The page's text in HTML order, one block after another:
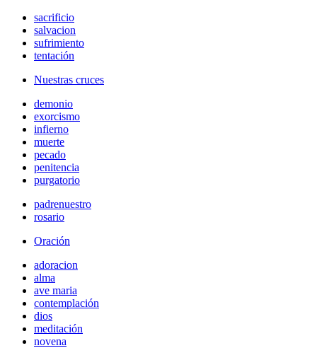
sacrificio
salvacion
sufrimiento
tentación
Nuestras cruces
demonio
exorcismo
infierno
muerte
pecado
penitencia
purgatorio
padrenuestro
rosario
Oración
adoracion
alma
ave maria
contemplación
dios
meditación
novena